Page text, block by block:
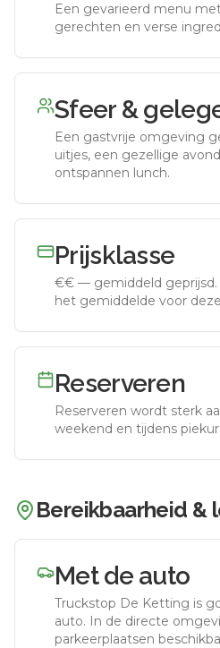
Een gevarieerd menu
gerechten en verse
Sfeer &
Een gastvrije omgeving
uitjes, een gezellige
ontspannen lunch.
Prijsklasse
€€ — gemiddeld geprijsd.
het gemiddelde voor
Reserveren
Reserveren wordt sterk
weekend en tijdens
Bereikbaarheid &
Met de auto
Truckstop De Ketting is
auto. In de directe
parkeerplaatsen